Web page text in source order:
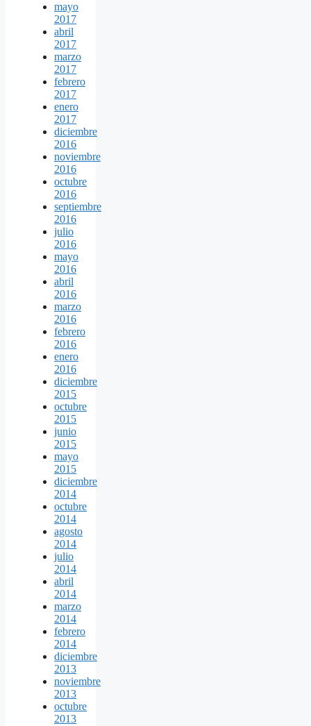
mayo
2017
abril
2017
marzo
2017
febrero
2017
enero
2017
diciembre
2016
noviembre
2016
octubre
2016
septiembre
2016
julio
2016
mayo
2016
abril
2016
marzo
2016
febrero
2016
enero
2016
diciembre
2015
octubre
2015
junio
2015
mayo
2015
diciembre
2014
octubre
2014
agosto
2014
julio
2014
abril
2014
marzo
2014
febrero
2014
diciembre
2013
noviembre
2013
octubre
2013